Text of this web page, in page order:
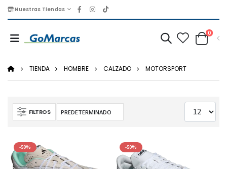
Nuestras Tiendas
0
TIENDA HOMBRE CALZADO MOTORSPORT
FILTROS
-50% -50%